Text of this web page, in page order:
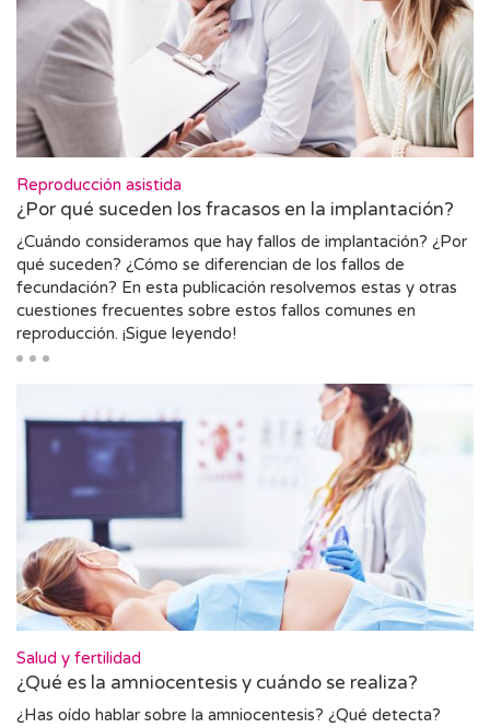
Reproducción asistida
¿Por qué suceden los fracasos en la implantación?
¿Cuándo consideramos que hay fallos de implantación? ¿Por
qué suceden? ¿Cómo se diferencian de los fallos de
fecundación? En esta publicación resolvemos estas y otras
cuestiones frecuentes sobre estos fallos comunes en
reproducción. ¡Sigue leyendo!
Salud y fertilidad
¿Qué es la amniocentesis y cuándo se realiza?
¿Has oído hablar sobre la amniocentesis? ¿Qué detecta?